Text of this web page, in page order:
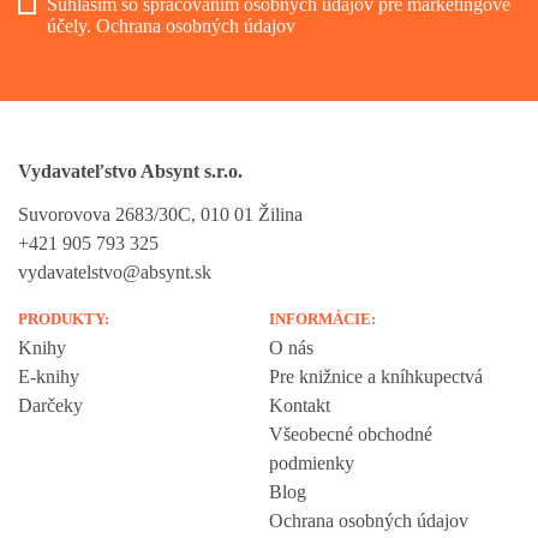
Súhlasím so spracovaním osobných údajov pre marketingové
účely. Ochrana osobných údajov
Vydavateľstvo Absynt s.r.o.
Suvorovova 2683/30C, 010 01 Žilina
+421 905 793 325
vydavatelstvo@absynt.sk
PRODUKTY:
Knihy
E-knihy
Darčeky
INFORMÁCIE:
O nás
Pre knižnice a kníhkupectvá
Kontakt
Všeobecné obchodné
podmienky
Blog
Ochrana osobných údajov